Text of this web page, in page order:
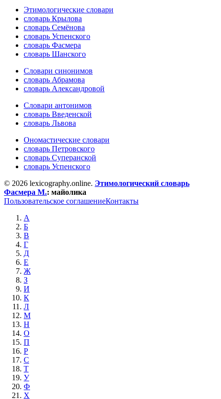
Этимологические словари
словарь Крылова
словарь Семёнова
словарь Успенского
словарь Фасмера
словарь Шанского
Словари синонимов
словарь Абрамова
словарь Александровой
Словари антонимов
словарь Введенской
словарь Львова
Ономастические словари
словарь Петровского
словарь Суперанской
словарь Успенского
© 2026 lexicography.online. Этимологический словарь
Фасмера М.: майолика
Пользовательское соглашениеКонтакты
А
Б
В
Г
Д
Е
Ж
З
И
К
Л
М
Н
О
П
Р
С
Т
У
Ф
Х